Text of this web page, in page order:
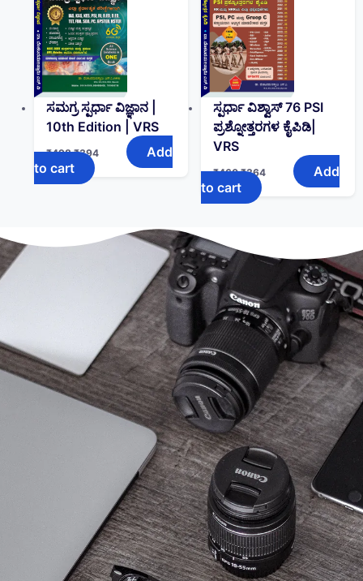
ಸಮಗ್ರ ಸ್ಪರ್ಧಾ ವಿಜ್ಞಾನ |
10th Edition | VRS
₹498 ₹394
Add
to cart
ಸ್ಪರ್ಧಾ ವಿಶ್ವಾಸ್ 76 PSI
ಪ್ರಶ್ನೋತ್ತರಗಳ ಕೈಪಿಡಿ|
VRS
₹460 ₹364
Add
to cart